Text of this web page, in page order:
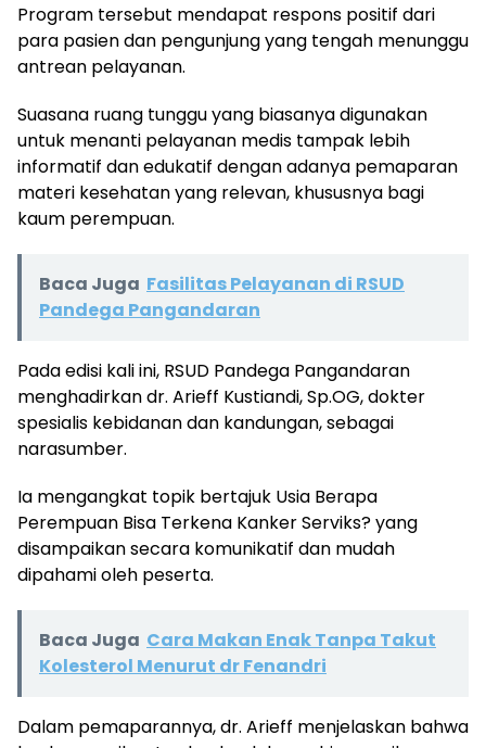
Program tersebut mendapat respons positif dari
para pasien dan pengunjung yang tengah menunggu
antrean pelayanan.
Suasana ruang tunggu yang biasanya digunakan
untuk menanti pelayanan medis tampak lebih
informatif dan edukatif dengan adanya pemaparan
materi kesehatan yang relevan, khususnya bagi
kaum perempuan.
Baca Juga Fasilitas Pelayanan di RSUD
Pandega Pangandaran
Pada edisi kali ini, RSUD Pandega Pangandaran
menghadirkan dr. Arieff Kustiandi, Sp.OG, dokter
spesialis kebidanan dan kandungan, sebagai
narasumber.
Ia mengangkat topik bertajuk Usia Berapa
Perempuan Bisa Terkena Kanker Serviks? yang
disampaikan secara komunikatif dan mudah
dipahami oleh peserta.
Baca Juga Cara Makan Enak Tanpa Takut
Kolesterol Menurut dr Fenandri
Dalam pemaparannya, dr. Arieff menjelaskan bahwa